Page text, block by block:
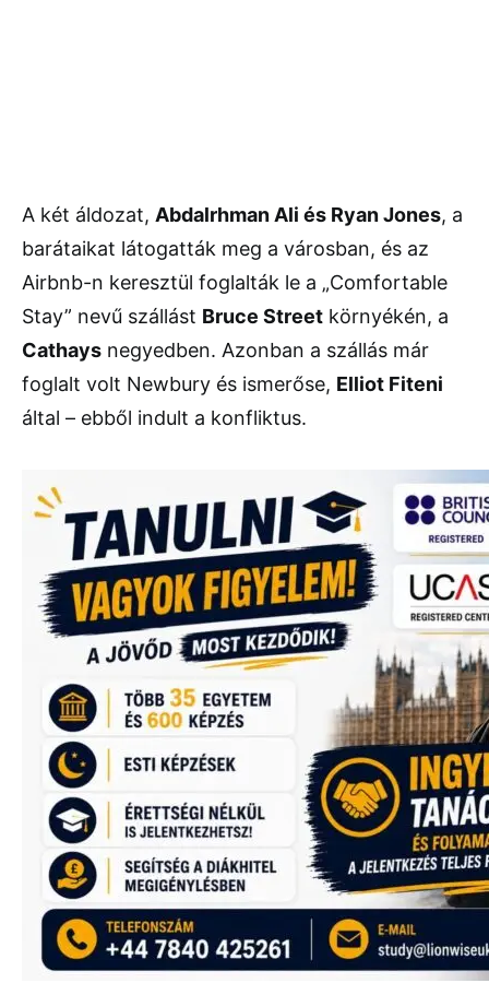
A két áldozat, Abdalrhman Ali és Ryan Jones, a
barátaikat látogatták meg a városban, és az
Airbnb-n keresztül foglalták le a „Comfortable
Stay” nevű szállást Bruce Street környékén, a
Cathays negyedben. Azonban a szállás már
foglalt volt Newbury és ismerőse, Elliot Fiteni
által – ebből indult a konfliktus.